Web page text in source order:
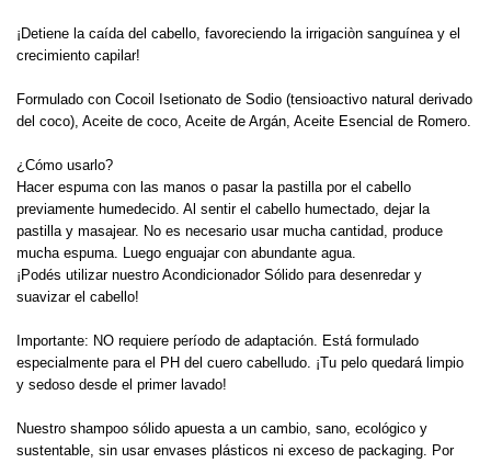
¡Detiene la caída del cabello, favoreciendo la irrigaciòn sanguínea y el
crecimiento capilar!
Formulado con Cocoil Isetionato de Sodio (tensioactivo natural derivado
del coco), Aceite de coco, Aceite de Argán, Aceite Esencial de Romero.
¿Cómo usarlo?
Hacer espuma con las manos o pasar la pastilla por el cabello
previamente humedecido. Al sentir el cabello humectado, dejar la
pastilla y masajear. No es necesario usar mucha cantidad, produce
mucha espuma. Luego enguajar con abundante agua.
¡Podés utilizar nuestro Acondicionador Sólido para desenredar y
suavizar el cabello!
Importante: NO requiere período de adaptación. Está formulado
especialmente para el PH del cuero cabelludo. ¡Tu pelo quedará limpio
y sedoso desde el primer lavado!
Nuestro shampoo sólido apuesta a un cambio, sano, ecológico y
sustentable, sin usar envases plásticos ni exceso de packaging. Por